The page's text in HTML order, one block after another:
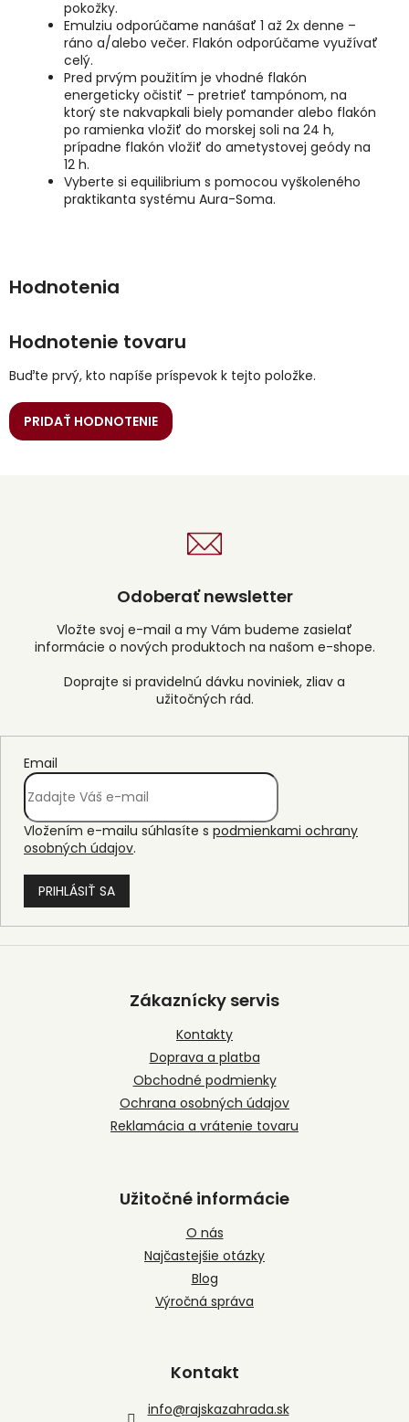
pokožky.
Emulziu odporúčame nanášať 1 až 2x denne –
ráno a/alebo večer. Flakón odporúčame využívať
celý.
Pred prvým použitím je vhodné flakón
energeticky očistiť – pretrieť tampónom, na
ktorý ste nakvapkali biely pomander alebo flakón
po ramienka vložiť do morskej soli na 24 h,
prípadne flakón vložiť do ametystovej geódy na
12 h.
Vyberte si equilibrium s pomocou vyškoleného
praktikanta systému Aura-Soma.
Hodnotenie tovaru
Buďte prvý, kto napíše príspevok k tejto položke.
PRIDAŤ HODNOTENIE
Odoberať newsletter
Vložte svoj e-mail a my Vám budeme zasielať
informácie o nových produktoch na našom e-shope.
Email
Vložením e-mailu súhlasíte s podmienkami ochrany
osobných údajov.
PRIHLÁSIŤ SA
Z
Zákaznícky servis
Kontakty
Doprava a platba
Obchodné podmienky
Ochrana osobných údajov
Reklamácia a vrátenie tovaru
Užitočné informácie
O nás
Najčastejšie otázky
Blog
Výročná správa
Kontakt
info@rajskazahrada.sk